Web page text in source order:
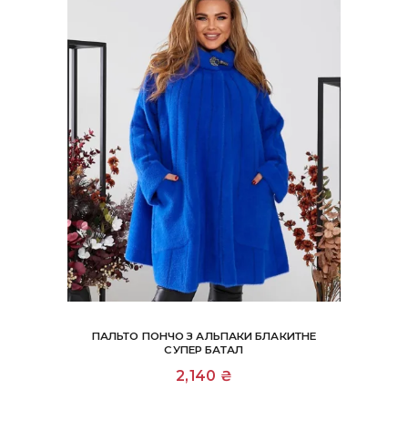
ПАЛЬТО ПОНЧО З АЛЬПАКИ БЛАКИТНЕ
СУПЕР БАТАЛ
2,140 ₴